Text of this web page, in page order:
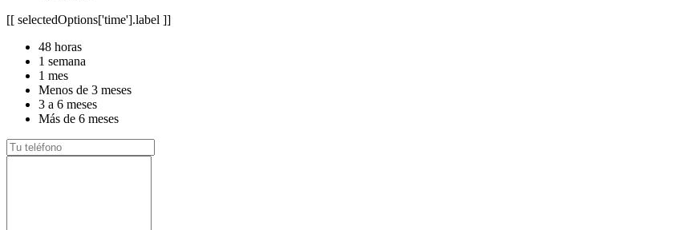
[[ selectedOptions['time'].label ]]
48 horas
1 semana
1 mes
Menos de 3 meses
3 a 6 meses
Más de 6 meses